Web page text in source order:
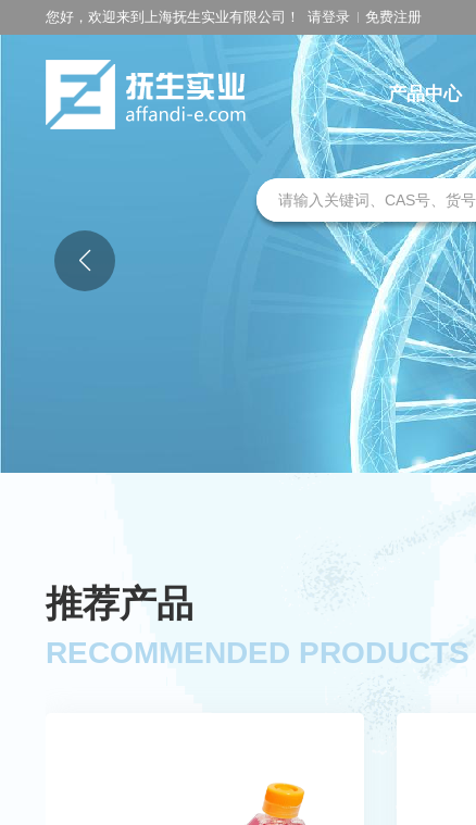
您好，欢迎来到上海抚生实业有限公司！ 请登录 免费注册
产品中心
推荐产品
RECOMMENDED PRODUCTS